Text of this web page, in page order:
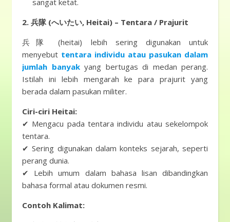
sangat ketat.
2. 兵隊 (へいたい, Heitai) – Tentara / Prajurit
兵隊 (heitai) lebih sering digunakan untuk
menyebut tentara individu atau pasukan dalam
jumlah banyakyang bertugas di medan perang.
Istilah ini lebih mengarah ke para prajurit yang
berada dalam pasukan militer.
Ciri-ciri Heitai:
✔ Mengacu pada tentara individu atau sekelompok
tentara.
✔ Sering digunakan dalam konteks sejarah, seperti
perang dunia.
✔ Lebih umum dalam bahasa lisan dibandingkan
bahasa formal atau dokumen resmi.
Contoh Kalimat: